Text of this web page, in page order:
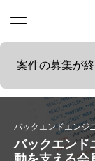
案件の募集が
バックエンドエンジ
バックエンド